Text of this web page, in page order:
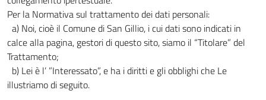
Per la Normativa sul trattamento dei dati personali:
a) Noi, cioè il Comune di San Gillio, i cui dati sono indicati in
calce alla pagina, gestori di questo sito, siamo il “Titolare” del
Trattamento;
b) Lei è l’ ”Interessato”, e ha i diritti e gli obblighi che Le
illustriamo di seguito.